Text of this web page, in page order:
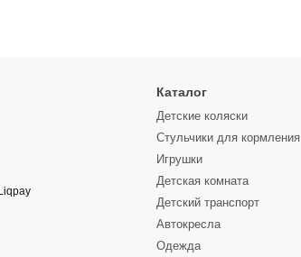
Каталог
Детские коляски
Стульчики для кормления
Игрушки
Детская комната
Детский транспорт
Автокресла
Одежда